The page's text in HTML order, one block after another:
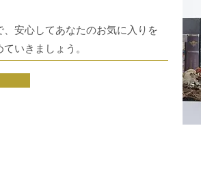
安心してあなたのお気に入りを
いきましょう。